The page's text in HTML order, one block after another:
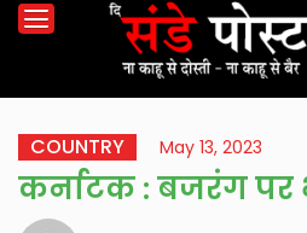
COUNTRY May 13, 2023
कर्नाटक : बजरंग पर